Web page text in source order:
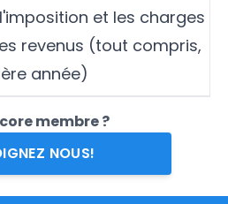
et les charges
revenus (tout compris,
année)
membre ?
NOUS!